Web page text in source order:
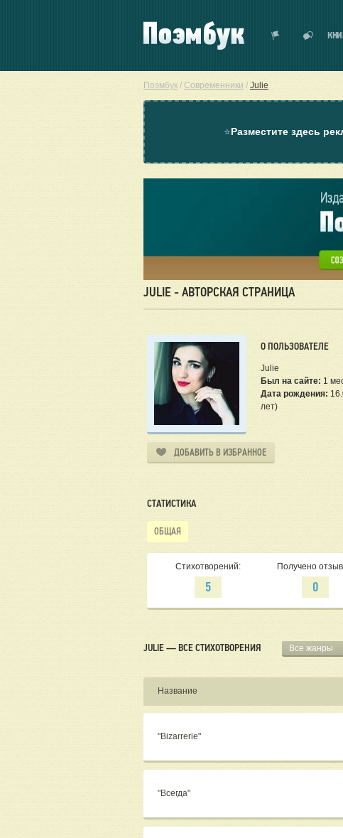
Поэмбук / Современники / Julie
⭐Разместите здесь
JULIE - АВТОРСКАЯ СТРАНИЦА
О ПОЛЬЗОВАТЕЛЕ
Julie
Был на сайте: 1
Дата рождения:
лет)
ДОБАВИТЬ В ИЗБРАННОЕ
СТАТИСТИКА
ОБЩАЯ
Стихотворений:
5
Получено
0
JULIE — ВСЕ СТИХОТВОРЕНИЯ Все жанры
Название
"Bizarrerie"
"Всегда"